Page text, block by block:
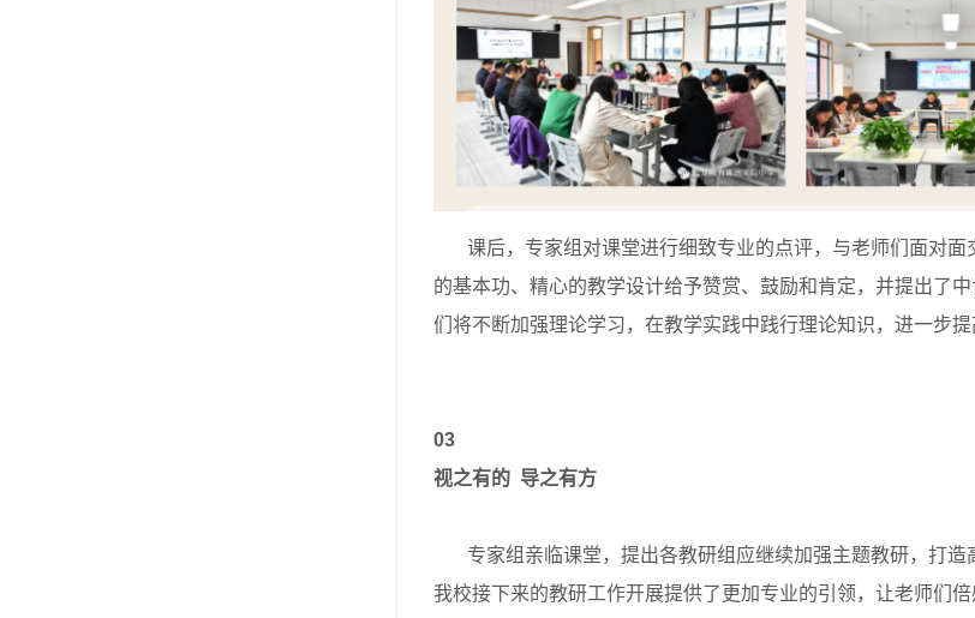
课后，专家组对课堂进行细致专业的点评，与老师们面对面
的基本功、精心的教学设计给予赞赏、鼓励和肯定，并提出了
们将不断加强理论学习，在教学实践中践行理论知识，进一步
03
视之有的 导之有方
专家组亲临课堂，提出各教研组应继续加强主题教研，打造
我校接下来的教研工作开展提供了更加专业的引领，让老师们倍